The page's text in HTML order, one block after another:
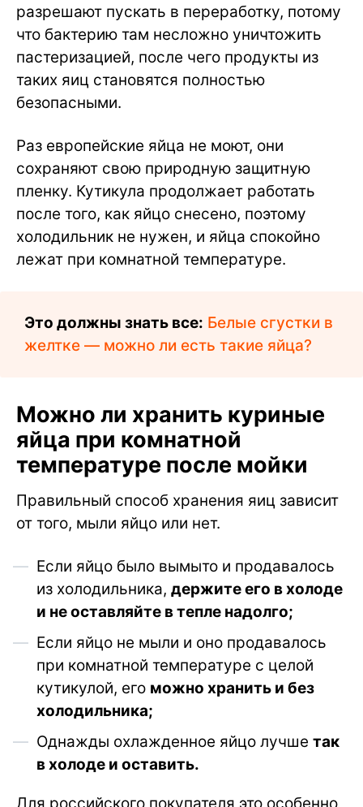
разрешают пускать в переработку, потому
что бактерию там несложно уничтожить
пастеризацией, после чего продукты из
таких яиц становятся полностью
безопасными.
Раз европейские яйца не моют, они
сохраняют свою природную защитную
пленку. Кутикула продолжает работать
после того, как яйцо снесено, поэтому
холодильник не нужен, и яйца спокойно
лежат при комнатной температуре.
Это должны знать все: Белые сгустки в
желтке — можно ли есть такие яйца?
Можно ли хранить куриные
яйца при комнатной
температуре после мойки
Правильный способ хранения яиц зависит
от того, мыли яйцо или нет.
Если яйцо было вымыто и продавалось
из холодильника, держите его в холоде
и не оставляйте в тепле надолго;
Если яйцо не мыли и оно продавалось
при комнатной температуре с целой
кутикулой, его можно хранить и без
холодильника;
Однажды охлажденное яйцо лучше так
в холоде и оставить.